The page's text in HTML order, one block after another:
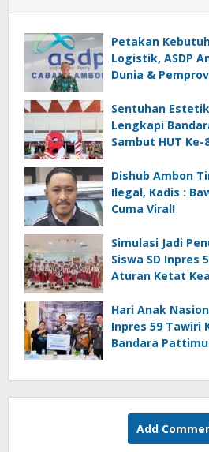
Petakan
Logistik, ASDP
Dunia &
Sentuhan
Lengkapi
Sambut HUT Ke-
Dishub Ambon
Ilegal, Kadis :
Cuma Viral!
Simulasi Jadi
Siswa SD Inpres
Aturan Ketat
Hari Anak
Inpres 59 Tawiri
Bandara
Add